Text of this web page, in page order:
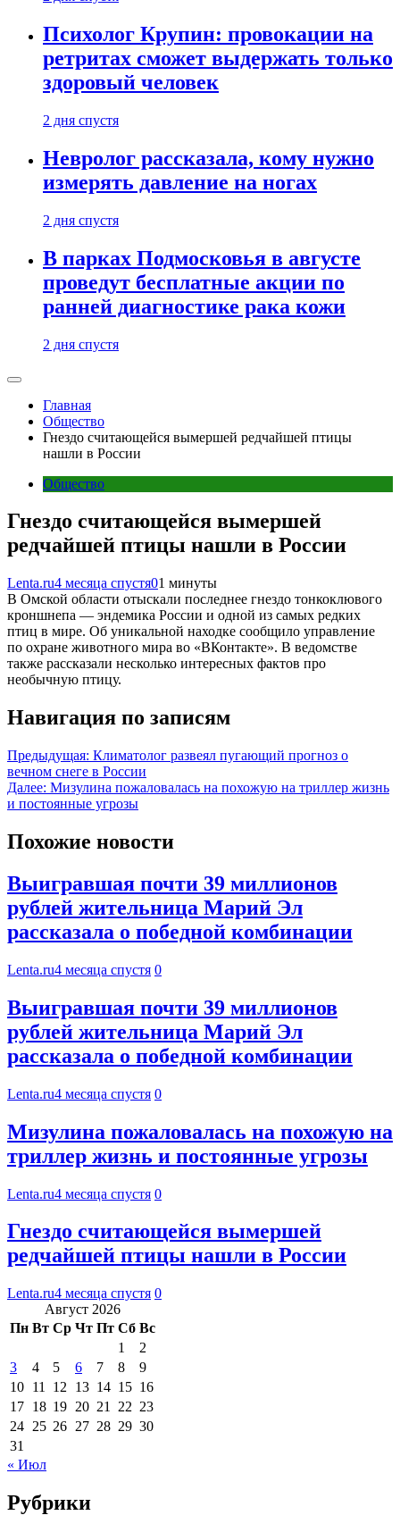
Психолог Крупин: провокации на
ретритах сможет выдержать только
здоровый человек
2 дня спустя
Невролог рассказала, кому нужно
измерять давление на ногах
2 дня спустя
В парках Подмосковья в августе
проведут бесплатные акции по
ранней диагностике рака кожи
2 дня спустя
Главная
Общество
Гнездо считающейся вымершей редчайшей птицы
нашли в России
Общество
Гнездо считающейся вымершей
редчайшей птицы нашли в России
Lenta.ru4 месяца спустя01 минуты
В Омской области отыскали последнее гнездо тонкоклювого
кроншнепа — эндемика России и одной из самых редких
птиц в мире. Об уникальной находке сообщило управление
по охране животного мира во «ВКонтакте». В ведомстве
также рассказали несколько интересных фактов про
необычную птицу.
Навигация по записям
Предыдущая: Климатолог развеял пугающий прогноз о
вечном снеге в России
Далее: Мизулина пожаловалась на похожую на триллер жизнь
и постоянные угрозы
Похожие новости
Выигравшая почти 39 миллионов
рублей жительница Марий Эл
рассказала о победной комбинации
Lenta.ru4 месяца спустя 0
Выигравшая почти 39 миллионов
рублей жительница Марий Эл
рассказала о победной комбинации
Lenta.ru4 месяца спустя 0
Мизулина пожаловалась на похожую на
триллер жизнь и постоянные угрозы
Lenta.ru4 месяца спустя 0
Гнездо считающейся вымершей
редчайшей птицы нашли в России
Lenta.ru4 месяца спустя 0
Август 2026
Пн Вт Ср Чт Пт Сб Вс
1
2
3
4 5 6 7 8
9
10 11 12 13 14 15 16
17 18 19 20 21 22 23
24 25 26 27 28 29 30
31
« Июл
Рубрики